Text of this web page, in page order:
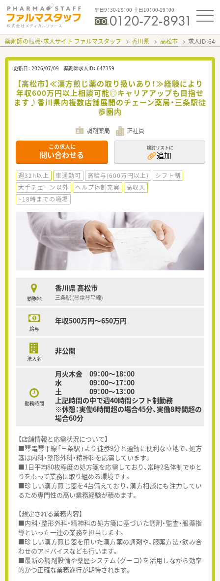
平日9：30-19：00 土日10：00-19：00
薬剤師の転職・求人サイト ファルマスタッフ 香川県 高松市 求人ID：
更新日： 2026/07/09 薬剤師求人ID： 647359
【高松市】≪漢方煎じ薬の取り扱いあり！≫経験により
年収600万円以上相談可能◎キャリアアップも目指せ
ます♪香川県内複数店舗展開のチェーン薬局・三条駅徒
歩圏内
調剤薬局 正社員
この求人に
問い合わせる
検討リストに
追加
週32h以上 車通勤可 高給与(600万円以上)
シフト制
大手チェーン以外
ヘルプ体制充実
高収入
~18時までの職場
勤務地
香川県 高松市
三条駅 (琴電琴平線)
給与
年収500万円～650万円
法人名
非公開
勤務時間
月火木金 09：00～18：00
水 09：00～17：00
土 09：00～13：00
上記時間の中で週40時間シフト制勤務
※休憩：実働6時間超の場合45分、実働8時間超の
場合60分
【店舗情報と応需状況について】
■琴電琴平線「三条駅」より徒歩9分と通勤に便利な立地で、処方
箋は内科・整形外科・精神科を応需しています。
■1日平均80枚程度の処方箋を応需しており、常時2名体制でゆと
りをもって業務に取り組める環境です。
■珍しい漢方煎じ器を4台備えており、漢方相談にも注力してい
るため専門性の高い業務経験が積めます。
【想定される業務内容】
■内科・整形外科・精神科の処方箋に基づいた調剤・監査・服薬指
導といった一連の業務を担当します。
■珍しい漢方煎じ器を用いた漢方薬の調剤や、服薬方法・飲み合
わせのアドバイスなども行います。
■最新の調剤設備や薬歴システム（グーコ）を活用しながら効率
的かつ正確な業務遂行が期待されます。